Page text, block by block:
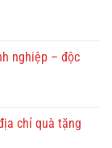
nghiệp – độc
chỉ quà tặng